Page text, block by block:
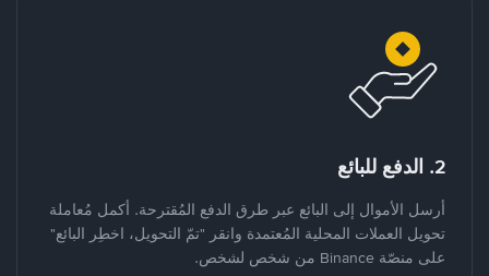
2. الدفع للبائع
أرسل الأموال إلى البائع عبر طرق الدفع المُقترحة. أكمل مُعاملة
تحويل العملات المحلية المُعتمدة وانقر "تمّ التحويل، اخطِر البائع"
على منصّة Binance من شخص لشخص.